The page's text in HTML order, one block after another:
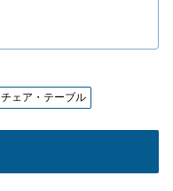
チェア・テーブル